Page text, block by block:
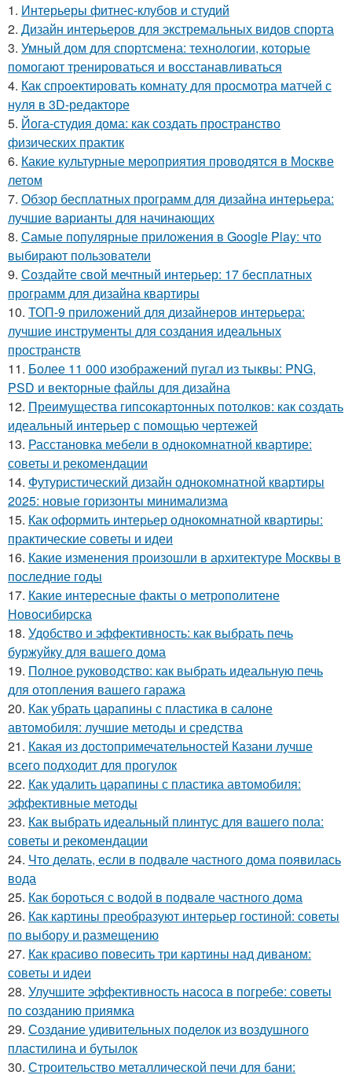
1. Интерьеры фитнес-клубов и студий
2. Дизайн интерьеров для экстремальных видов спорта
3. Умный дом для спортсмена: технологии, которые
помогают тренироваться и восстанавливаться
4. Как спроектировать комнату для просмотра матчей с
нуля в 3D-редакторе
5. Йога-студия дома: как создать пространство
физических практик
6. Какие культурные мероприятия проводятся в Москве
летом
7. Обзор бесплатных программ для дизайна интерьера:
лучшие варианты для начинающих
8. Самые популярные приложения в Google Play: что
выбирают пользователи
9. Создайте свой мечтный интерьер: 17 бесплатных
программ для дизайна квартиры
10. ТОП-9 приложений для дизайнеров интерьера:
лучшие инструменты для создания идеальных
пространств
11. Более 11 000 изображений пугал из тыквы: PNG,
PSD и векторные файлы для дизайна
12. Преимущества гипсокартонных потолков: как создать
идеальный интерьер с помощью чертежей
13. Расстановка мебели в однокомнатной квартире:
советы и рекомендации
14. Футуристический дизайн однокомнатной квартиры
2025: новые горизонты минимализма
15. Как оформить интерьер однокомнатной квартиры:
практические советы и идеи
16. Какие изменения произошли в архитектуре Москвы в
последние годы
17. Какие интересные факты о метрополитене
Новосибирска
18. Удобство и эффективность: как выбрать печь
буржуйку для вашего дома
19. Полное руководство: как выбрать идеальную печь
для отопления вашего гаража
20. Как убрать царапины с пластика в салоне
автомобиля: лучшие методы и средства
21. Какая из достопримечательностей Казани лучше
всего подходит для прогулок
22. Как удалить царапины с пластика автомобиля:
эффективные методы
23. Как выбрать идеальный плинтус для вашего пола:
советы и рекомендации
24. Что делать, если в подвале частного дома появилась
вода
25. Как бороться с водой в подвале частного дома
26. Как картины преобразуют интерьер гостиной: советы
по выбору и размещению
27. Как красиво повесить три картины над диваном:
советы и идеи
28. Улучшите эффективность насоса в погребе: советы
по созданию приямка
29. Создание удивительных поделок из воздушного
пластилина и бутылок
30. Строительство металлической печи для бани: